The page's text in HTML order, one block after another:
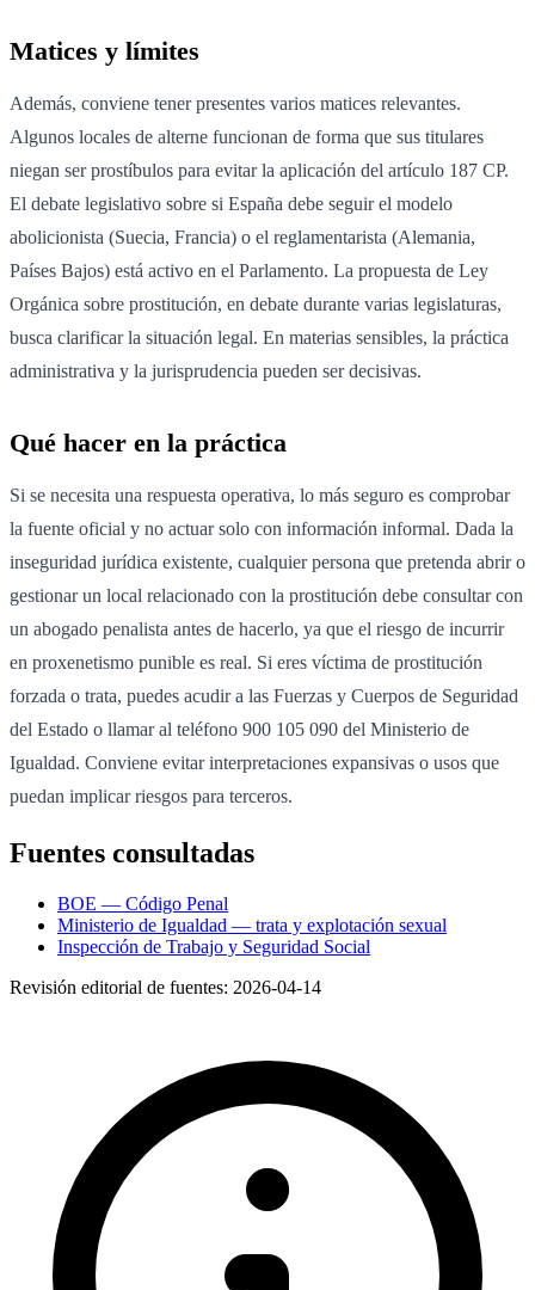
Matices y límites
Además, conviene tener presentes varios matices relevantes.
Algunos locales de alterne funcionan de forma que sus titulares
niegan ser prostíbulos para evitar la aplicación del artículo 187 CP.
El debate legislativo sobre si España debe seguir el modelo
abolicionista (Suecia, Francia) o el reglamentarista (Alemania,
Países Bajos) está activo en el Parlamento. La propuesta de Ley
Orgánica sobre prostitución, en debate durante varias legislaturas,
busca clarificar la situación legal. En materias sensibles, la práctica
administrativa y la jurisprudencia pueden ser decisivas.
Qué hacer en la práctica
Si se necesita una respuesta operativa, lo más seguro es comprobar
la fuente oficial y no actuar solo con información informal. Dada la
inseguridad jurídica existente, cualquier persona que pretenda abrir o
gestionar un local relacionado con la prostitución debe consultar con
un abogado penalista antes de hacerlo, ya que el riesgo de incurrir
en proxenetismo punible es real. Si eres víctima de prostitución
forzada o trata, puedes acudir a las Fuerzas y Cuerpos de Seguridad
del Estado o llamar al teléfono 900 105 090 del Ministerio de
Igualdad. Conviene evitar interpretaciones expansivas o usos que
puedan implicar riesgos para terceros.
Fuentes consultadas
BOE — Código Penal
Ministerio de Igualdad — trata y explotación sexual
Inspección de Trabajo y Seguridad Social
Revisión editorial de fuentes: 2026-04-14